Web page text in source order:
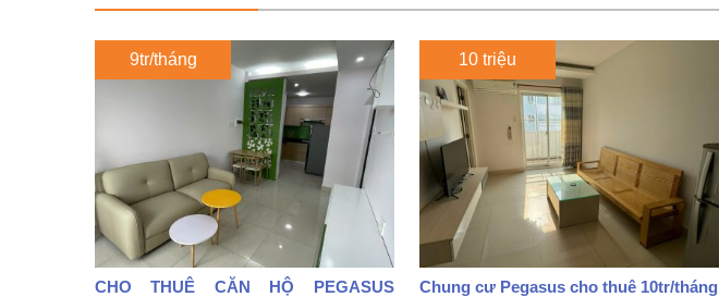
9tr/tháng
CHO THUÊ CĂN HỘ PEGASUS
10 triệu
Chung cư Pegasus cho thuê 10tr/tháng